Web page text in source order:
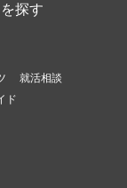
探す
就活相談
ド